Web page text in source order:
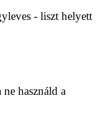
- liszt helyett
használd a